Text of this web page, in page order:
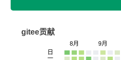
gitee贡献